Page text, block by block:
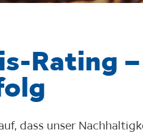
Rating
dass unser